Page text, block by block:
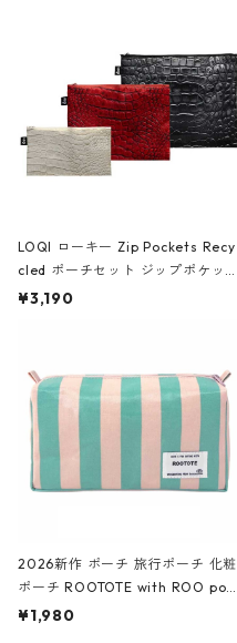
LOQI ローキー Zip Pockets Recy
cled ポーチセット ジップポケット
ファスナーポーチ 撥水加工 トラベ
ーガンディー、オフホワイト
¥3,190
2026新作 ポーチ 旅行ポーチ 化粧
ポーチ ROOTOTE with ROO pou
ch 3532 ルートート WR.ポーチ.ラ
¥1,980